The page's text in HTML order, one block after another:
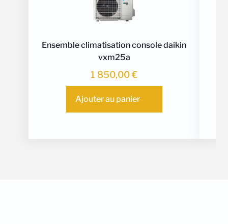
Ensemble climatisation console daikin
vxm25a
1 850,00€
Ajouter au panier